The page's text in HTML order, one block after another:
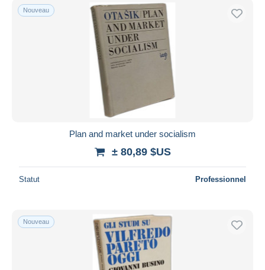
Nouveau
Plan and market under socialism
± 80,89 $US
Statut Professionnel
Nouveau